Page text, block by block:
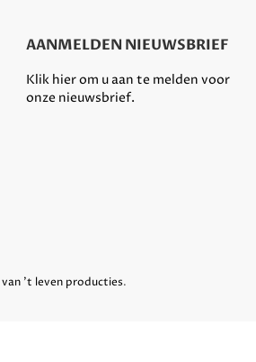
AANMELDEN NIEUWSBRIEF
Klik hier om u aan te melden voor
onze nieuwsbrief.
van 't leven producties.